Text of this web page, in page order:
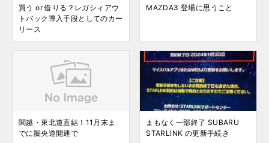
買う or 借りる？レガシィアウ
トバック導入手段としてのカー
リース
MAZDA3 登場に思うこと
関越・東北道直結！11月末ま
でに圏央道開通で
まもなく一部終了 SUBARU
STARLINK の更新手続き